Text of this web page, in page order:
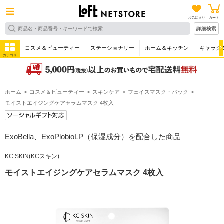
お気に入り カート
詳細検索
カテゴリ
コスメ＆ビューティー ステーショナリー ホーム＆キッチン キャラク
ホーム コスメ＆ビューティー スキンケア
フェイスマスク・パック
モイストエイジングケアセラムマスク 4枚入
ExoBella、ExoPlobioLP（保湿成分）を配合した商品
KC SKIN(KCスキン)
モイストエイジングケアセラムマスク 4枚入